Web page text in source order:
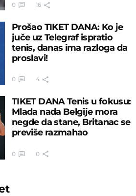
0 16
Prošao TIKET DANA: Ko je
juče uz Telegraf ispratio
tenis, danas ima razloga da
proslavi!
0 4
TIKET DANA Tenis u fokusu:
Mlada nada Belgije mora
negde da stane, Britanac se
previše razmahao
0 0